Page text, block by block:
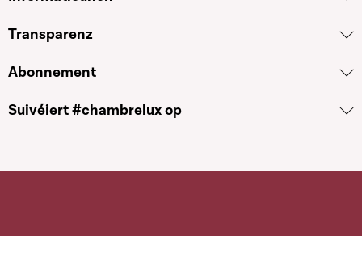
Transparenz
Abonnement
Suivéiert #chambrelux op